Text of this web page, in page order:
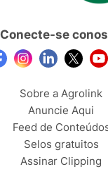
Conecte-se
Sobre a Agrolink
Anuncie Aqui
Feed de
Selos gratuitos
Assinar Clipping